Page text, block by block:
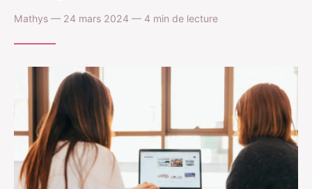
Mathys — 24 mars 2024 — 4 min de lecture